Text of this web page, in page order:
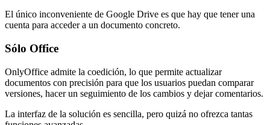
El único inconveniente de Google Drive es que hay que tener una
cuenta para acceder a un documento concreto.
Sólo Office
OnlyOffice admite la coedición, lo que permite actualizar
documentos con precisión para que los usuarios puedan comparar
versiones, hacer un seguimiento de los cambios y dejar comentarios.
La interfaz de la solución es sencilla, pero quizá no ofrezca tantas